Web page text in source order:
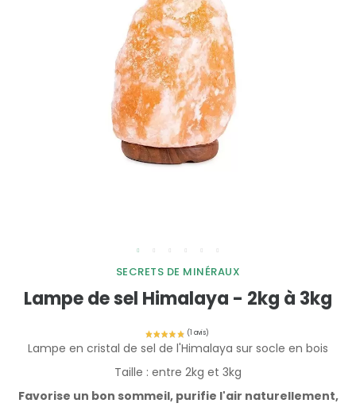
SECRETS DE MINÉRAUX
Lampe de sel Himalaya - 2kg à 3kg
Lampe en cristal de sel de l'Himalaya sur socle en bois
Taille : entre 2kg et 3kg
Favorise un bon sommeil, purifie l'air naturellement,